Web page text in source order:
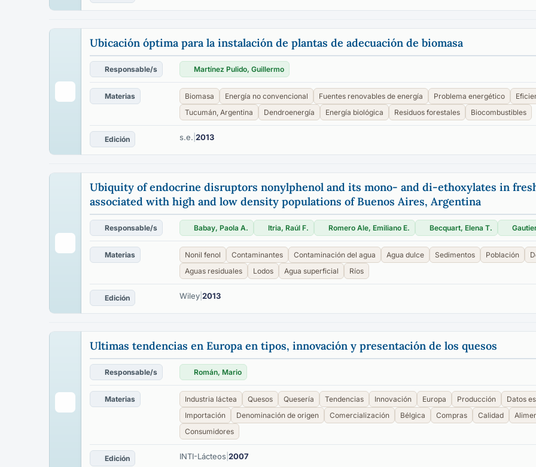
Ubicación óptima para la instalación de plantas de adecuación de biomasa
Responsable/s Martínez Pulido, Guillermo
Materias Biomasa Energía no convencional Fuentes renovables de energía Problema energético
Tucumán, Argentina
Dendroenergía Energía biológica Residuos forestales Biocombustibles
Edición s.e. 2013
Ubiquity of endocrine disruptors nonylphenol and its mono- and di-ethoxylates in
associated with high and low density populations of Buenos Aires, Argentina
Responsable/s Babay, Paola A. Itria, Raúl F. Romero Ale, Emiliano E. Becquart, Elena T.
Materias Nonil fenol Contaminantes Contaminación del agua Agua dulce Sedimentos Población
Aguas residuales
Lodos Agua superficial Ríos
Edición Wiley 2013
Ultimas tendencias en Europa en tipos, innovación y presentación de los quesos
Responsable/s Román, Mario
Materias Industria láctea Quesos Quesería Tendencias Innovación Europa Producción Datos
Importación
Denominación de origen Comercialización Bélgica Compras Calidad
Consumidores
Edición INTI-Lácteos 2007